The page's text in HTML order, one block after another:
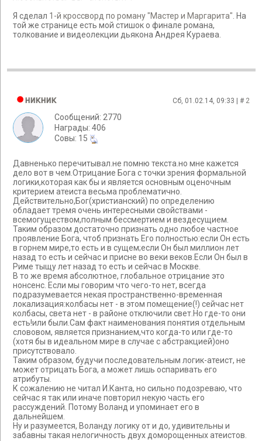
Я сделал 1-й кроссворд по роману "Мастер и Маргарита". На
той же странице есть мой стишок о финале романа,
толкование и видеолекции дьякона Андрея Кураева.
никник Сб, 01.02.14, 09:33 | # 2
Сообщений: 2770
Награды: 406
Cовы: 15
Давненько перечитывал.не помню текста.но мне кажется
дело вот в чем.Отрицание Бога с точки зрения формальной
логики,которая как бы и является основным оценочным
критерием атеиста весьма проблематично.
Действительно,Бог(христианский) по определению
обладает тремя очень интересными свойствами -
всемогуществом,полным бессмертием и вездесущием.
Таким образом достаточно признать одно любое частное
проявление Бога, чтоб признать Его полностью:если Он есть
в горнем мире,то есть и в сущем;если Он был миллион лет
назад то есть и сейчас и присне во веки веков.Если Он был в
Риме тыщу лет назад то есть и сейчас в Москве.
В то же время абсолютное, глобальное отрицание это
нонсенс. Если мы говорим что чего-то нет, всегда
подразумевается некая пространственно-временная
локализация:колбасы нет - в этом помещение(!) сейчас нет
колбасы, света нет - в районе отключили свет.Но где-то они
есть!или были.Сам факт наименования понятия отдельным
слововом, является признанием,что когда-то или где-то
(хотя бы в идеальном мире в случае с абстракцией)оно
присутствовало.
Таким образом, будучи последовательным логик-атеист, не
может отрицать Бога, а может лишь оспаривать его
атрибуты.
К сожалению не читал И.Канта, но сильно подозреваю, что
сейчас я так или иначе повторил некую часть его
рассуждений. Потому Воланд и упоминает его в
дальнейшем.
Ну и разумеется, Воланду логику от и до, удивительны и
забавны такая нелогичность двух доморощенных атеистов.